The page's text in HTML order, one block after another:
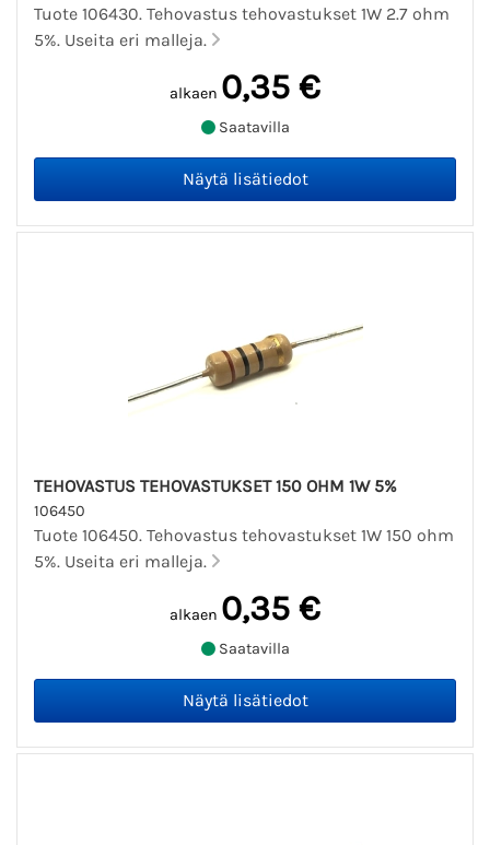
Tuote 106430. Tehovastus tehovastukset 1W 2.7 ohm
5%. Useita eri malleja.
alkaen 0,35 €
Saatavilla
TEHOVASTUS TEHOVASTUKSET 150 OHM 1W 5%
106450
Tuote 106450. Tehovastus tehovastukset 1W 150 ohm
5%. Useita eri malleja.
alkaen 0,35 €
Saatavilla